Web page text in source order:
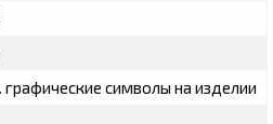
графические символы на изделии